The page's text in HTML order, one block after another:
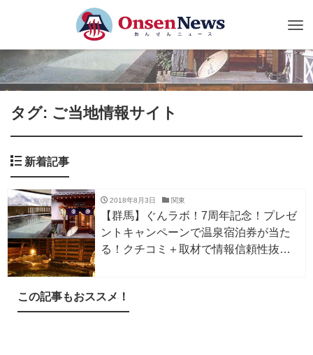
タグ: ご当地情報サイト
新着記事
2018年8月3日 関東
【群馬】ぐんラボ！7周年記念！プレゼ
ントキャンペーンで温泉宿泊券が当た
る！クチコミ＋取材で情報信頼性抜群
この記事もおススメ！